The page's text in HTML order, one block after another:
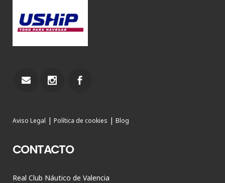
Aviso Legal | Política de cookies | Blog
CONTACTO
Real Club Náutico de Valencia